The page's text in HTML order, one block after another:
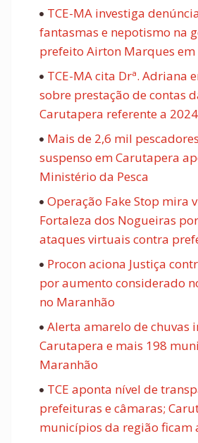
TCE-MA investiga
fantasmas e nepotismo na
prefeito Airton Marques
TCE-MA cita Drª. Adriana
sobre prestação de contas
Carutapera referente a 2024
Mais de 2,6 mil
suspenso em Carutapera
Ministério da Pesca
Operação Fake Stop mira
Fortaleza dos Nogueiras
ataques virtuais contra
Procon aciona Justiça
por aumento considerado
no Maranhão
Alerta amarelo de chuvas
Carutapera e mais 198
Maranhão
TCE aponta nível de
prefeituras e câmaras;
municípios da região ficam